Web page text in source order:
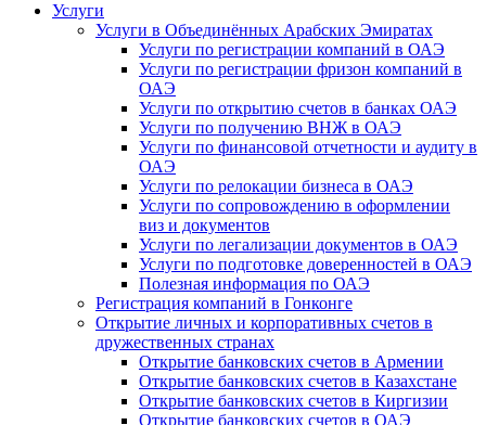
Услуги
Услуги в Объединённых Арабских Эмиратах
Услуги по регистрации компаний в ОАЭ
Услуги по регистрации фризон компаний в
ОАЭ
Услуги по открытию счетов в банках ОАЭ
Услуги по получению ВНЖ в ОАЭ
Услуги по финансовой отчетности и аудиту в
ОАЭ
Услуги по релокации бизнеса в ОАЭ
Услуги по сопровождению в оформлении
виз и документов
Услуги по легализации документов в ОАЭ
Услуги по подготовке доверенностей в ОАЭ
Полезная информация по ОАЭ
Регистрация компаний в Гонконге
Открытие личных и корпоративных счетов в
дружественных странах
Открытие банковских счетов в Армении
Открытие банковских счетов в Казахстане
Открытие банковских счетов в Киргизии
Открытие банковских счетов в ОАЭ